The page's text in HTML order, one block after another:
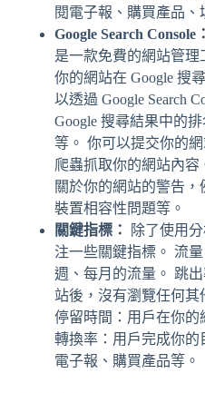
閱電子報、購買產品、
Google Search Console：
是一款免費的網站管
你的網站在 Google 搜
以透過 Google Search
Google 搜尋結果中的
等。 你可以提交你的
爬蟲抓取你的網站內容
關於你的網站的警告
裝置相容性問題等。
關鍵指標：
除了使用
注一些關鍵指標。 流
週、每月的流量。 跳
站後，沒有瀏覽任何其
停留時間：用戶在你的
轉換率：用戶完成你的
電子報、購買產品等。